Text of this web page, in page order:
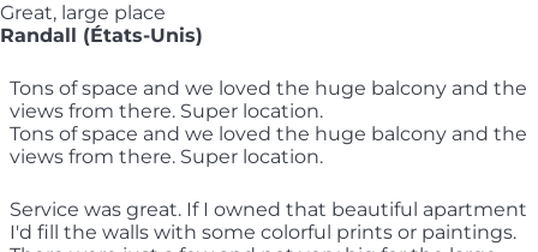
Great, large place
Randall (États-Unis)
Tons of space and we loved the huge balcony and the
views from there. Super location.
Tons of space and we loved the huge balcony and the
views from there. Super location.
Service was great. If I owned that beautiful apartment
I'd fill the walls with some colorful prints or paintings.